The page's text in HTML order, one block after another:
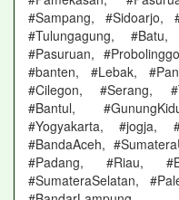
#Sampang, #Sidoarjo,
#Tulungagung,
#Pasuruan,
#banten, #Lebak,
#Cilegon, #Serang,
#Bantul,
#Yogyakarta, #jogja,
#BandaAceh,
#Padang, #Riau,
#SumateraSelatan,